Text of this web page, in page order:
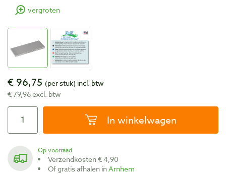
vergroten
€ 96,75 (per stuk) incl. btw
€ 79,96 excl. btw
In winkelwagen
Op voorraad
Verzendkosten € 4,90
Of gratis afhalen inArnhem